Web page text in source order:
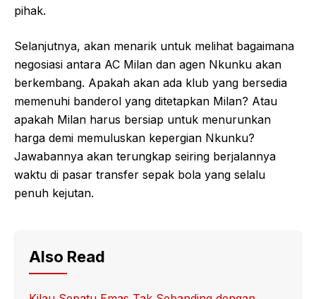
pihak.
Selanjutnya, akan menarik untuk melihat bagaimana
negosiasi antara AC Milan dan agen Nkunku akan
berkembang. Apakah akan ada klub yang bersedia
memenuhi banderol yang ditetapkan Milan? Atau
apakah Milan harus bersiap untuk menurunkan
harga demi memuluskan kepergian Nkunku?
Jawabannya akan terungkap seiring berjalannya
waktu di pasar transfer sepak bola yang selalu
penuh kejutan.
Also Read